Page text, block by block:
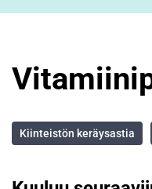
Kiinteistön keräysastia